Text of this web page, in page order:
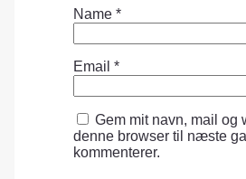
Name *
Email *
Gem mit navn, mail og
denne browser til næste
kommenterer.